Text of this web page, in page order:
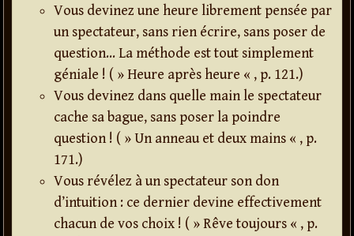
Vous devinez une heure librement pensée par
un spectateur, sans rien écrire, sans poser de
question… La méthode est tout simplement
géniale ! ( » Heure après heure « , p. 121.)
Vous devinez dans quelle main le spectateur
cache sa bague, sans poser la poindre
question ! ( » Un anneau et deux mains « , p.
171.)
Vous révélez à un spectateur son don
d’intuition : ce dernier devine effectivement
chacun de vos choix ! ( » Rêve toujours « , p.